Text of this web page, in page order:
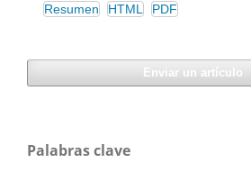
Resumen
HTML PDF
Enviar un artículo
Palabras clave